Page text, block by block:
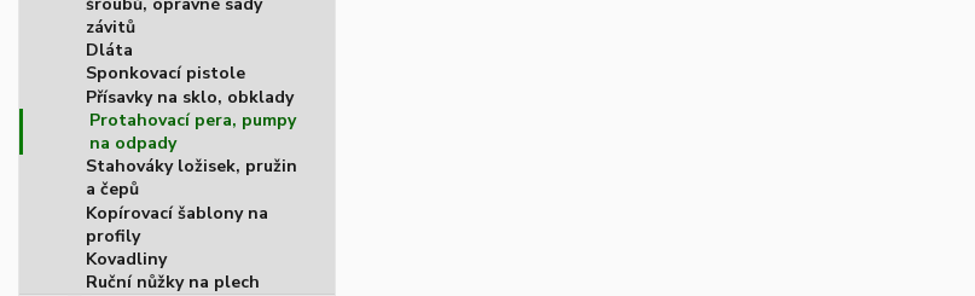
závitů
Dláta
Sponkovací pistole
Přísavky na sklo, obklady
Protahovací pera, pumpy
na odpady
Stahováky ložisek, pružin
a čepů
Kopírovací šablony na
profily
Kovadliny
Ruční nůžky na plech